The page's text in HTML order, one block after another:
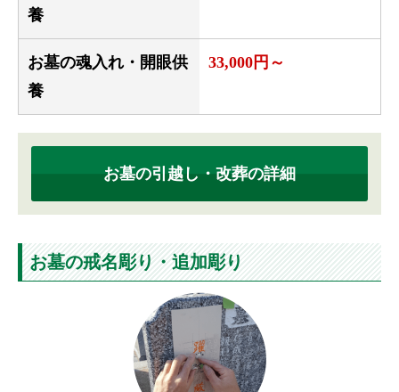
養
お墓の魂入れ・開眼供
養
33,000円～
お墓の引越し・改葬の詳細
お墓の戒名彫り・追加彫り